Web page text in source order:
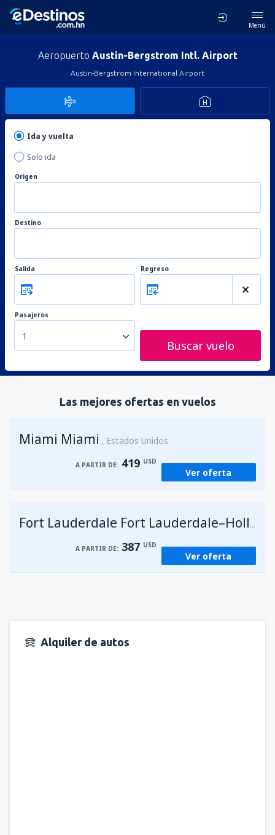
Menú
Aeropuerto Austin-Bergstrom Intl. Airport
Austin-Bergstrom International Airport
Ida y vuelta
Solo ida
Origen
Destino
Salida Regreso
Pasajeros
1
Buscar vuelo
Las mejores ofertas en vuelos
Miami Miami Estados Unidos
A PARTIR DE: 419 USD
Ver oferta
Fort Lauderdale Fort Lauderdale–Hollywood Intl Airport
A PARTIR DE: 387 USD
Ver oferta
Alquiler de autos